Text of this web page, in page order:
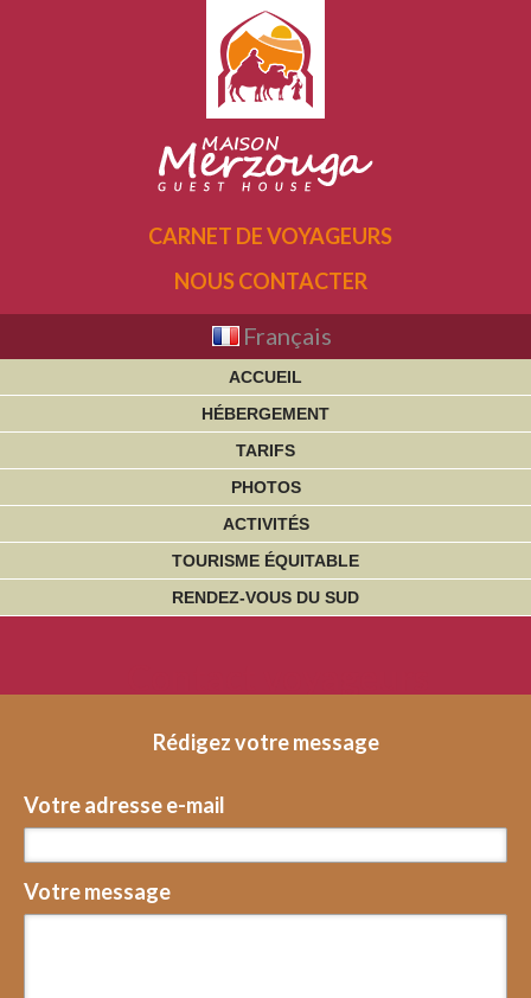
CARNET DE VOYAGEURS
NOUS CONTACTER
Français
ACCUEIL
HÉBERGEMENT
TARIFS
PHOTOS
ACTIVITÉS
TOURISME ÉQUITABLE
RENDEZ-VOUS DU SUD
Rédigez votre message
Votre adresse e-mail
Votre message